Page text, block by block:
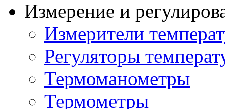
Измерение и
Измерители
Регуляторы
Термоманометры
Термометры